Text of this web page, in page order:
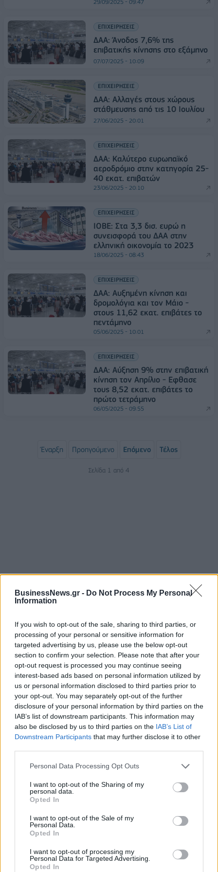
BusinessNews.gr - Do Not Process My Personal
Information
If you wish to opt-out of the sale, sharing to third parties, or
processing of your personal or sensitive information for
targeted advertising by us, please use the below opt-out
section to confirm your selection. Please note that after your
opt-out request is processed you may continue seeing
interest-based ads based on personal information utilized by
us or personal information disclosed to third parties prior to
your opt-out. You may separately opt-out of the further
disclosure of your personal information by third parties on the
IAB’s list of downstream participants. This information may
also be disclosed by us to third parties on the IAB’s List of
Downstream Participants that may further disclose it to other
Personal Data Processing Opt Outs
I want to opt-out of the Sharing of my
personal data.
Opted In
I want to opt-out of the Sale of my
Personal Data.
Opted In
I want to opt-out of processing my
Personal Data for Targeted Advertising.
Opted In
29/09/2025 - 09:47
ΕΠΙΧΕΙΡΗΣΕΙΣ
ΔΑΑ: Άνοδος 7,6% της
επιβατικής κίνησης στο εξάμηνο
07/07/2025 - 10:09
ΕΠΙΧΕΙΡΗΣΕΙΣ
ΔΑΑ: Αλλαγές στους χώρους
στάθμευσης από τις 10 Ιουλίου
27/06/2025 - 20:01
ΕΠΙΧΕΙΡΗΣΕΙΣ
ΔΑΑ: Καλύτερο ευρωπαϊκό
αεροδρόμιο στην κατηγορία 25-
40 εκατ. επιβατών
23/06/2025 - 20:10
ΕΠΙΧΕΙΡΗΣΕΙΣ
ΙΟΒΕ: Στα 3,3 δισ. ευρώ η
συνεισφορά του ΔΑΑ στην
ελληνική οικονομία το 2023
18/06/2025 - 08:43
ΕΠΙΧΕΙΡΗΣΕΙΣ
ΔΑΑ: Αυξημένη κίνηση και
δρομολόγια και τον Μάιο -
στους 11,62 εκατ. επιβάτες το
πεντάμηνο
05/06/2025 - 10:01
ΕΠΙΧΕΙΡΗΣΕΙΣ
ΔΑΑ: Αύξηση 9% στην επιβατική
κίνηση τον Απρίλιο - Εφθασε
τους 8,52 εκατ. επιβάτες το
πρώτο τετράμηνο
06/05/2025 - 09:55
Έναρξη Προηγούμενο Επόμενο Τέλος
Σελίδα 1 από 4
ΡΟΗ ΕΙΔΗΣΕΩΝ
Κορυφώνεται η έξοδος του Αυγούστου – Πάνω από
56.000 επιβάτες αναχωρούν σήμερα από τα
λιμάνια της Αττικής
08/08/2026 - 14:30 ΕΛΛΑΔΑ
Δυτική Αττική: Η επόμενη ημέρα μετά τις πυρκαγιές
– Τα έργα Antinero και η «μάχη» πριν από τις
βροχές
08/08/2026 - 14:08 ΕΛΛΑΔΑ
Ειδικό Χωροταξικό για τον Τουρισμό: Οι νέοι
κανόνες για επενδύσεις, νησιά και προορισμούς υπό
από τον e-ΕΦΚΑ και τη ΔΥΠΑ έως τις 14 Αυγούστου
08/08/2026 - 12:58
Οι Hamilton Reserve Bank και SEE Capital
Hamilton Ltd. συνάπτουν συμφωνία υπηρεσιών
08/08/2026 - 13:44 ΕΠΙΧΕΙΡΗΣΕΙΣ